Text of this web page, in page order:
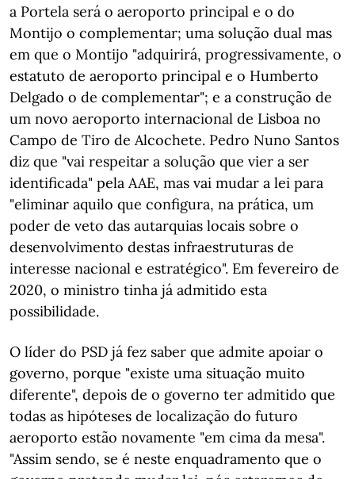
a Portela será o aeroporto principal e o do
Montijo o complementar; uma solução dual mas
em que o Montijo "adquirirá, progressivamente, o
estatuto de aeroporto principal e o Humberto
Delgado o de complementar"; e a construção de
um novo aeroporto internacional de Lisboa no
Campo de Tiro de Alcochete. Pedro Nuno Santos
diz que "vai respeitar a solução que vier a ser
identificada" pela AAE, mas vai mudar a lei para
"eliminar aquilo que configura, na prática, um
poder de veto das autarquias locais sobre o
desenvolvimento destas infraestruturas de
interesse nacional e estratégico". Em fevereiro de
2020, o ministro tinha já admitido esta
possibilidade.
O líder do PSD já fez saber que admite apoiar o
governo, porque "existe uma situação muito
diferente", depois de o governo ter admitido que
todas as hipóteses de localização do futuro
aeroporto estão novamente "em cima da mesa".
"Assim sendo, se é neste enquadramento que o